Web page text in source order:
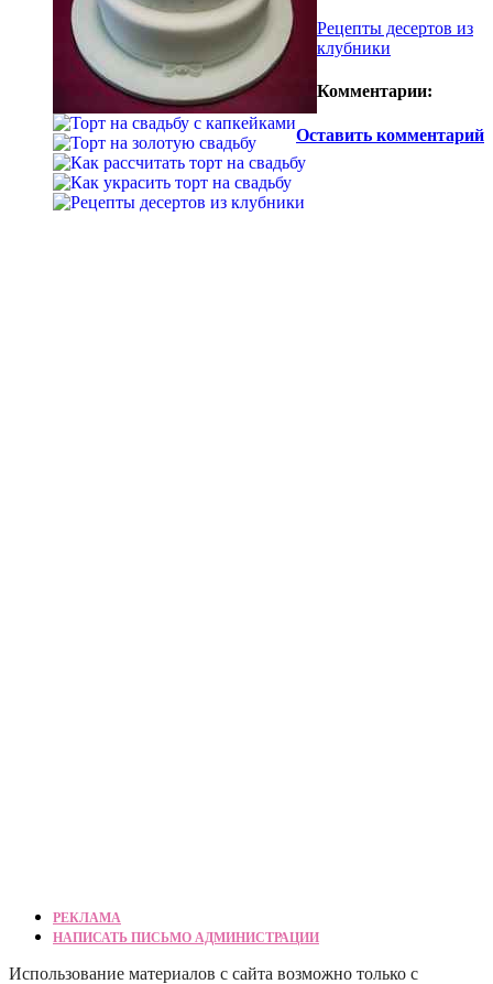
Рецепты десертов из
клубники
Комментарии:
Оставить комментарий
РЕКЛАМА
НАПИСАТЬ ПИСЬМО АДМИНИСТРАЦИИ
Использование материалов с сайта возможно только с